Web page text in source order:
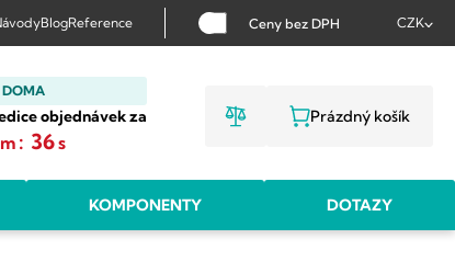
BlogReference Ceny bez DPH CZK
DOMA
objednávek za
m : 35s
NÁKUPNÍ
Prázdný košík
KOMPONENTY DOTAZY